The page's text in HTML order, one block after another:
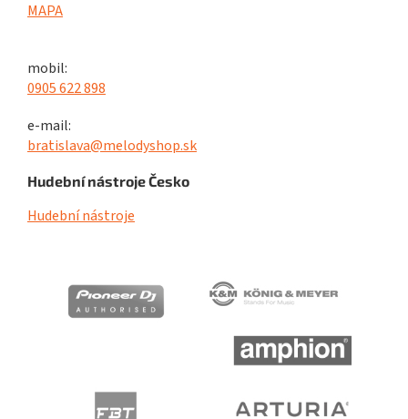
MAPA
mobil:
0905 622 898
e-mail:
bratislava@melodyshop.sk
Hudební nástroje Česko
Hudební nástroje